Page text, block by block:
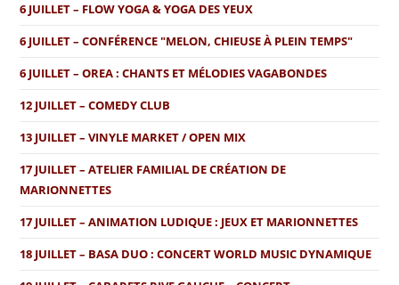
6 JUILLET – FLOW YOGA & YOGA DES YEUX
6 JUILLET – CONFÉRENCE "MELON, CHIEUSE À PLEIN TEMPS"
6 JUILLET – OREA : CHANTS ET MÉLODIES VAGABONDES
12 JUILLET – COMEDY CLUB
13 JUILLET – VINYLE MARKET / OPEN MIX
17 JUILLET – ATELIER FAMILIAL DE CRÉATION DE
MARIONNETTES
17 JUILLET – ANIMATION LUDIQUE : JEUX ET MARIONNETTES
18 JUILLET – BASA DUO : CONCERT WORLD MUSIC DYNAMIQUE